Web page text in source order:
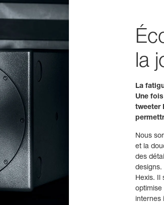
la
La
Une
tweeter
Nous
et la
des
designs.
Hexis. Il
optimise
internes